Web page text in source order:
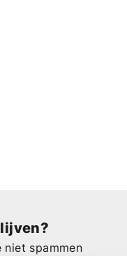
niet spammen